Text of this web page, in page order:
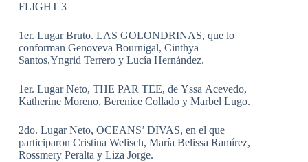
FLIGHT 3
1er. Lugar Bruto. LAS GOLONDRINAS, que lo
conforman Genoveva Bournigal, Cinthya
Santos,Yngrid Terrero y Lucía Hernández.
1er. Lugar Neto, THE PAR TEE, de Yssa Acevedo,
Katherine Moreno, Berenice Collado y Marbel Lugo.
2do. Lugar Neto, OCEANS’ DIVAS, en el que
participaron Cristina Welisch, María Belissa Ramírez,
Rossmery Peralta y Liza Jorge.